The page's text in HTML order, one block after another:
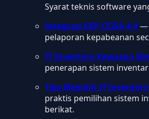
Syarat teknis software
Integrasi ERP CEISA 4.0—
pelaporan kepabeanan
IT Inventory Kawasan
penerapan sistem
Tips Memilih IT Inventory
praktis pemilihan sistem
berikat.